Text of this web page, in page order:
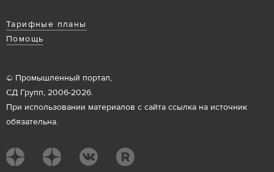
Тарифные планы
Помощь
© Промышленный портал,
СД Групп, 2006-2026.
При использовании материалов с сайта ссылка на источник
обязательна.